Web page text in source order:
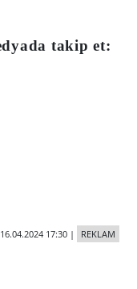
takip et:
16.04.2024 17:30| REKLAM